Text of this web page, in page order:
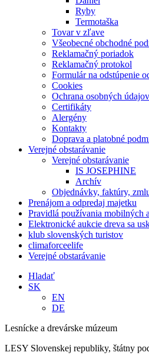
Ryby
Termotaška
Tovar v zľave
Všeobecné obchodné
Reklamačný poriadok
Reklamačný protokol
Formulár na odstúpenie
Cookies
Ochrana osobných údajov
Certifikáty
Alergény
Kontakty
Doprava a platobné
Verejné obstarávanie
Verejné obstarávanie
IS JOSEPHINE
Archív
Objednávky, faktúry,
Prenájom a odpredaj majetku
Pravidlá používania mobilných
Elektronické aukcie dreva sa
klub slovenských turistov
climaforceelife
Verejné obstarávanie
Hladať
SK
EN
DE
Lesnícke a drevárske múzeum
LESY Slovenskej republiky, štátny